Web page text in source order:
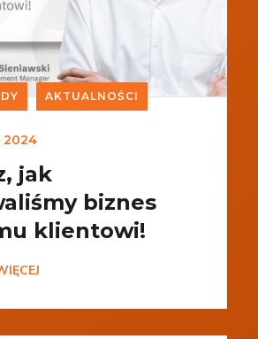
AKTUALNOŚCI
2024
jak
biznes
klientowi!